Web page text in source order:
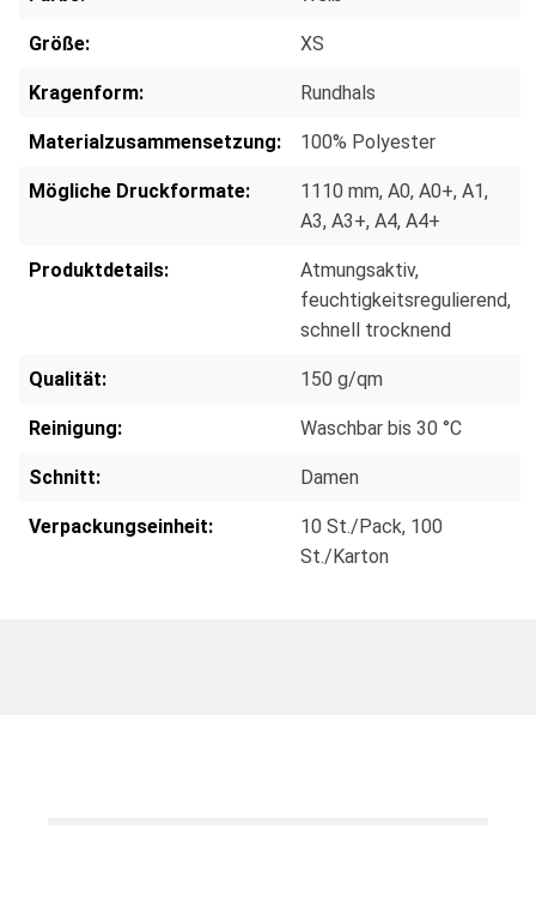
Größe: XS
Kragenform: Rundhals
Materialzusammensetzung: 100% Polyester
Mögliche Druckformate: 1110 mm, A0, A0+, A1,
A3, A3+, A4, A4+
Produktdetails:
Atmungsaktiv,
feuchtigkeitsregulierend,
schnell trocknend
Qualität: 150 g/qm
Reinigung: Waschbar bis 30 °C
Schnitt: Damen
Verpackungseinheit: 10 St./Pack, 100
St./Karton